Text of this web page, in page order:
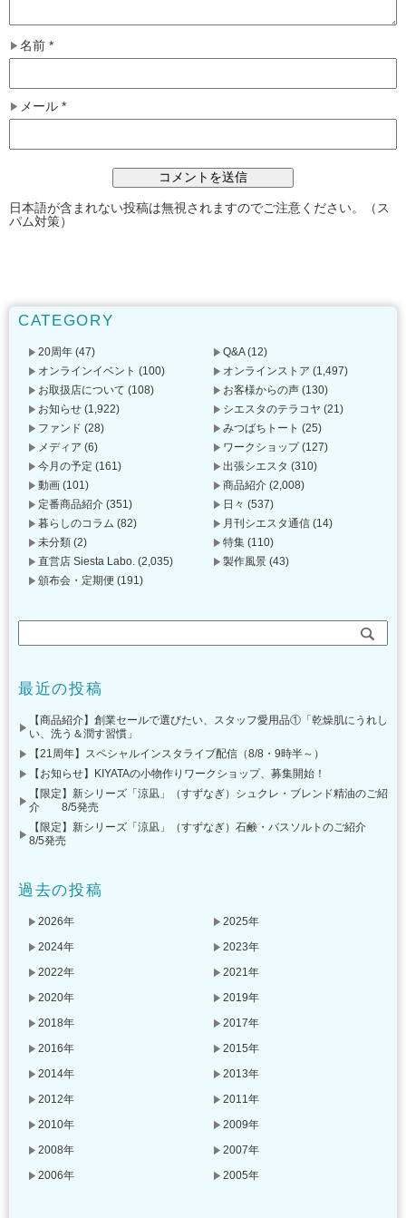
名前 *
メール *
日本語が含まれない投稿は無視されますのでご注意ください。（ス
パム対策）
CATEGORY
20周年 (47) Q&A(12)
オンラインイベント (100) オンラインストア (1,497)
お取扱店について (108) お客様からの声 (130)
お知らせ (1,922) シエスタのテラコヤ (21)
ファンド (28) みつばちトート (25)
メディア (6) ワークショップ(127)
今月の予定 (161) 出張シエスタ (310)
動画 (101) 商品紹介 (2,008)
定番商品紹介 (351) 日々 (537)
暮らしのコラム (82) 月刊シエスタ通信 (14)
未分類 (2) 特集 (110)
直営店 Siesta Labo. (2,035) 製作風景 (43)
頒布会・定期便 (191)
最近の投稿
【商品紹介】創業セールで選びたい、スタッフ愛用品①「乾燥肌にうれし
い、洗う＆潤す習慣」
【21周年】スペシャルインスタライブ配信（8/8・9時半～）
【お知らせ】KIYATAの小物作りワークショップ、募集開始！
【限定】新シリーズ「涼凪」（すずなぎ）シュクレ・ブレンド精油のご紹
介 8/5発売
【限定】新シリーズ「涼凪」（すずなぎ）石鹸・バスソルトのご紹介
8/5発売
過去の投稿
2026年
2025年
2024年
2023年
2022年
2021年
2020年
2019年
2018年
2017年
2016年
2015年
2014年
2013年
2012年
2011年
2010年
2009年
2008年
2007年
2006年
2005年